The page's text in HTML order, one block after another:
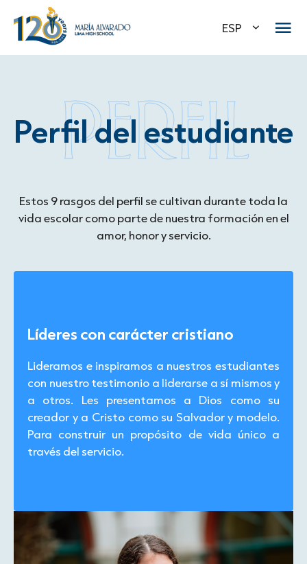
ESP
PERFIL
Perfil del estudiante
Estos 9 rasgos del perfil se cultivan durante toda la
vida escolar como parte de nuestra formación en el
amor, honor y servicio.
Líderes con carácter cristiano
Lideramos e inspiramos a nuestros estudiantes
con nuestro testimonio a liderarse a sí mismos y
a otros. Les presentamos a Dios como su
creador y a Cristo como su Salvador y modelo.
Para construir un propósito de vida único a
través del servicio.